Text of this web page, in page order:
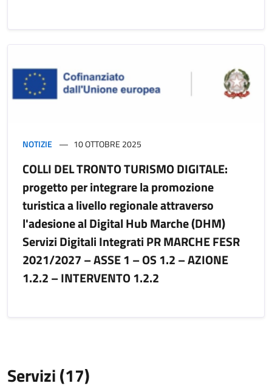
NOTIZIE 10 OTTOBRE 2025
COLLI DEL TRONTO TURISMO DIGITALE:
progetto per integrare la promozione
turistica a livello regionale attraverso
l'adesione al Digital Hub Marche (DHM)
Servizi Digitali Integrati PR MARCHE FESR
2021/2027 – ASSE 1 – OS 1.2 – AZIONE
1.2.2 – INTERVENTO 1.2.2
Servizi (17)